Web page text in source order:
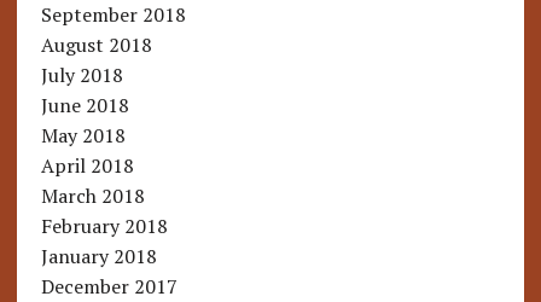
September 2018
August 2018
July 2018
June 2018
May 2018
April 2018
March 2018
February 2018
January 2018
December 2017